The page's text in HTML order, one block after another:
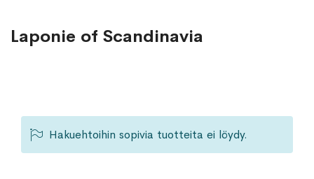
Laponie of Scandinavia
Hakuehtoihin sopivia tuotteita ei löydy.